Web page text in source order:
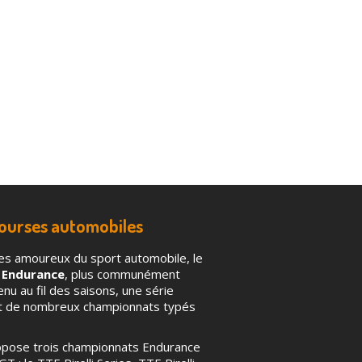
automobiles
amoureux du sport automobile, le
, plus communément
au fil des saisons, une série
nombreux championnats typés
trois championnats Endurance